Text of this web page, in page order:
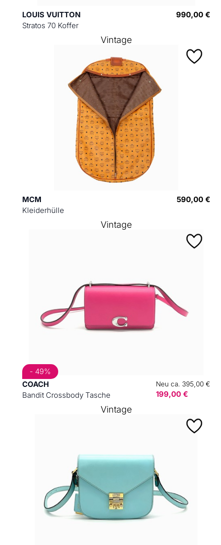
LOUIS VUITTON
Stratos 70 Koffer
990,00 €
MCM
Kleiderhülle
590,00 €
Vintage
COACH
Bandit Crossbody Tasche
Neu ca. 395,00 €
199,00 €
- 49%
Vintage
Vintage